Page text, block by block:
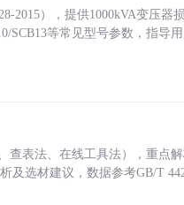
2015），提供1000kVA变压器
SCB13等常见型号参数，指导
查表法、在线工具法），重点
及选材建议，数据参考GB/T